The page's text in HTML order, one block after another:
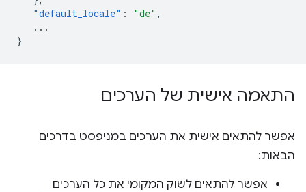
"default_locale" : "de" ,
...
}
התאמה אישית של הערכים
אפשר להתאים אישית את הערכים במניפסט בדרכים
הבאות:
אפשר להתאים לשוק המקומי את כל הערכים